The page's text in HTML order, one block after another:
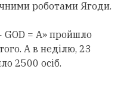
роботами Ягоди.
GOD = А» пройшло
А в неділю, 23
2500 осіб.